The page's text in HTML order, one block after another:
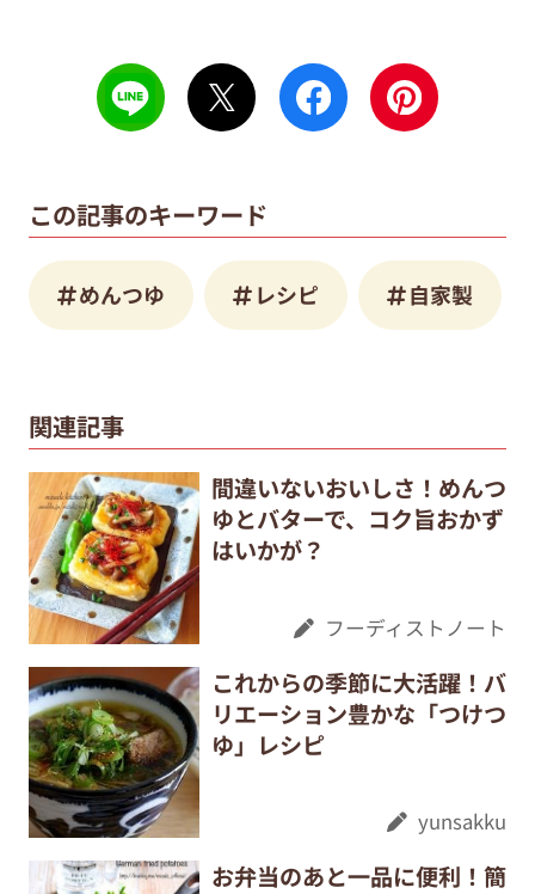
この記事のキーワード
めんつゆ レシピ 自家製
関連記事
間違いないおいしさ！めんつ
ゆとバターで、コク旨おかず
はいかが？
フーディストノート
これからの季節に大活躍！バ
リエーション豊かな「つけつ
ゆ」レシピ
yunsakku
お弁当のあと一品に便利！簡